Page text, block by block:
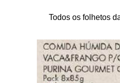
Todos os folhetos